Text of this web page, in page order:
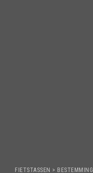
FIETSTASSEN > BESTEMMING